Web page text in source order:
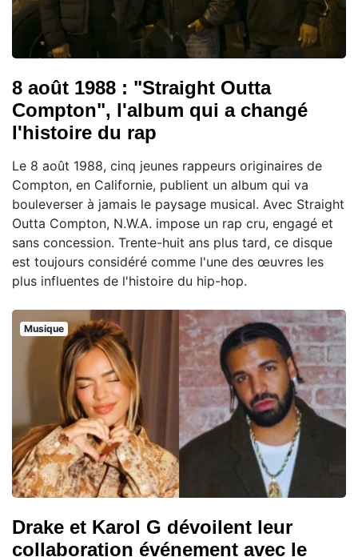
8 août 1988 : "Straight Outta
Compton", l'album qui a changé
l'histoire du rap
Le 8 août 1988, cinq jeunes rappeurs originaires de
Compton, en Californie, publient un album qui va
bouleverser à jamais le paysage musical. Avec Straight
Outta Compton, N.W.A. impose un rap cru, engagé et
sans concession. Trente-huit ans plus tard, ce disque
est toujours considéré comme l'une des œuvres les
plus influentes de l'histoire du hip-hop.
Musique
Drake et Karol G dévoilent leur
collaboration événement avec le